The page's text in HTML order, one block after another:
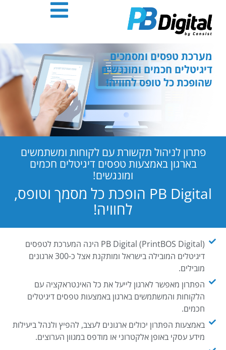
אנטר
מערכת טפסים ומסמכים
דיגיטלים חכמים ומונגשים
שהופכת כל טופס לחוויה!
פתרון לניהול תקשורת עם לקוחות ומשתמשים
בארגון באמצעות טפסים דיגיטלים חכמים
ומונגשים!
PB Digital הופכת כל מסמך וטופס,
לחוויה!
PB Digital (PrintBOS Digital) הינה המערכת לטפסים
דיגיטלים המובילה בישראל ומותקנת אצל כ-300 ארגונים
מובילים.
הפתרון מאפשר לארגון לייעל את כל האינטראקציה עם
הלקוחות והמשתמשים בארגון באמצעות טפסים דיגיטלים
חכמים.
באמצעות הפתרון יכולים ארגונים לעצב, להפיץ ולנהל ביעילות
מידע עסקי באופן אלקטרוני או מודפס במגוון הערוצים.